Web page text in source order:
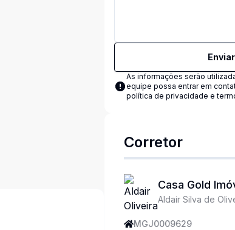
Enviar
As informações serão
equipe possa entrar em
política de privacidade e
Corretor
Casa Gold
Aldair Silva de
MGJ0009629